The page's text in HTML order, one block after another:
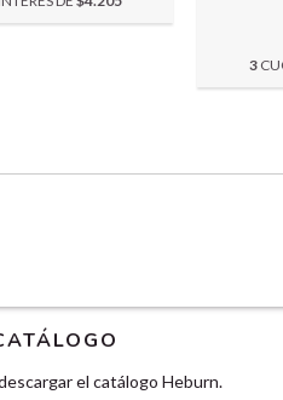
3
el catálogo Heburn.